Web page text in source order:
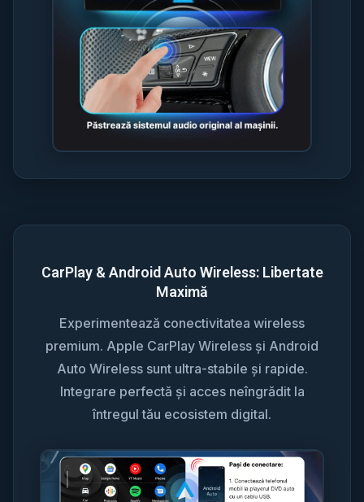
CarPlay & Android Auto Wireless: Libertate
Maximă
Experimentează conectivitatea wireless
premium. Apple CarPlay Wireless și Android
Auto Wireless sunt ultra-stabile și rapide.
Integrare perfectă și acces neîngrădit la
întregul tău ecosistem digital.